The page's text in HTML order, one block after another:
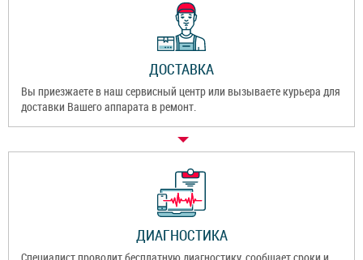
ДОСТАВКА
Вы приезжаете в наш сервисный центр или вызываете курьера для
доставки Вашего аппарата в ремонт.
ДИАГНОСТИКА